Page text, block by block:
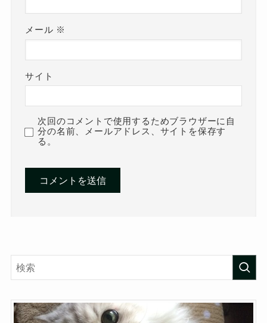
メール ※
サイト
次回のコメントで使用するためブラウザーに自
分の名前、メールアドレス、サイトを保存す
る。